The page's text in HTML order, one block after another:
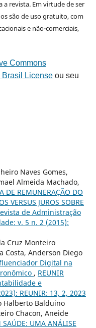
revista. Em virtude de ser
são de uso gratuito, com
e não-comerciais,
Commons
Brasil Licenseou seu
Naves Gomes,
Almeida Machado,
DE REMUNERAÇÃO DO
VERSUS JUROS SOBRE
de Administração
v. 5 n. 2 (2015):
Cruz Monteiro
Costa, Anderson Diego
Digital na
, REUNIR
e
REUNIR: 13, 2, 2023
Halberto Balduino
Chacon, Aneide
SAÚDE: UMA ANÁLISE